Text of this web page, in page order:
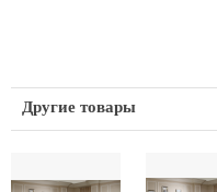
Другие товары